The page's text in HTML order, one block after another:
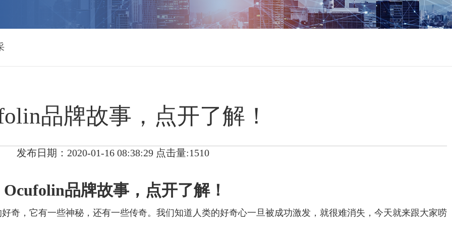
品牌故事，点开了解！
发布日期：2020-01-16 08:38:29 点击量:1510
Ocufolin品牌故事，点开了解！
奇，它有一些神秘，还有一些传奇。我们知道人类的好奇心一旦被成功激发，就很难消失，今天就来跟大家唠